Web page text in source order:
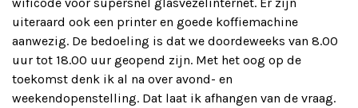
wificode voor supersnel glasvezelinternet. Er zijn
uiteraard ook een printer en goede koffiemachine
aanwezig. De bedoeling is dat we doordeweeks van 8.00
uur tot 18.00 uur geopend zijn. Met het oog op de
toekomst denk ik al na over avond- en
weekendopenstelling. Dat laat ik afhangen van de vraag.